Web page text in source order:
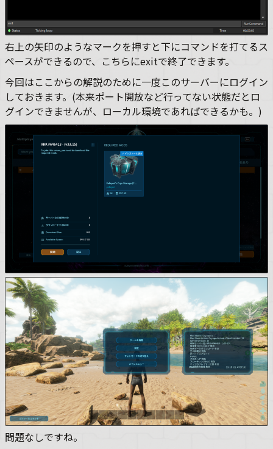
右上の矢印のようなマークを押すと下にコマンドを打てるス
ペースができるので、こちらにexitで終了できます。
今回はここからの解説のために一度このサーバーにログイン
しておきます。(本来ポート開放など行ってない状態だとロ
グインできませんが、ローカル環境であればできるかも。)
問題なしですね。